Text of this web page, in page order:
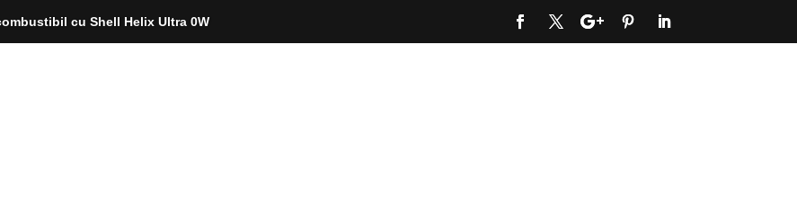
cu Shell Helix Ultra 0W